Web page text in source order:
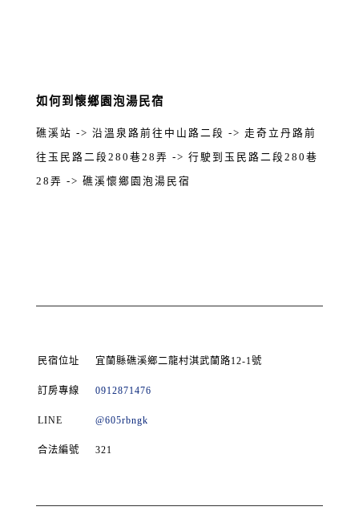
如何到懷鄉園泡湯民宿
礁溪站 -> 沿溫泉路前往中山路二段 -> 走奇立丹路前
往玉民路二段280巷28弄 -> 行駛到玉民路二段280巷
28弄 -> 礁溪懷鄉園泡湯民宿
民宿位址 宜蘭縣礁溪鄉二龍村淇武蘭路12-1號
訂房專線 0912871476
LINE @605rbngk
合法編號 321